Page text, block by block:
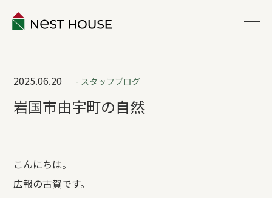
ABOUT
LINEUP
2025.06.20 - スタッフブログ
岩国市由宇町の自然
こんにちは。
広報の古賀です。